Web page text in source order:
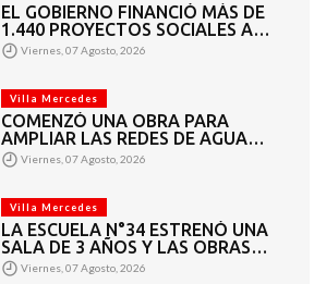
EL GOBIERNO FINANCIÓ MÁS DE
1.440 PROYECTOS SOCIALES A
2.200 ENTIDADES DE TODA LA
PROVINCIA
Viernes, 07 Agosto, 2026
Villa Mercedes
COMENZÓ UNA OBRA PARA
AMPLIAR LAS REDES DE AGUA
POTABLE Y CLOACAS EN VILLA
MERCEDES
Viernes, 07 Agosto, 2026
Villa Mercedes
LA ESCUELA N°34 ESTRENÓ UNA
SALA DE 3 AÑOS Y LAS OBRAS
QUE PERMITEN COMPLETAR EL
Viernes, 07 Agosto, 2026